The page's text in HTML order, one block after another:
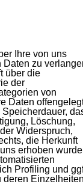
Ihre von uns
zu
über die
der
von
Daten
Löschung,
Widerspruch,
die Herkunft
erhoben
Profiling und
deren